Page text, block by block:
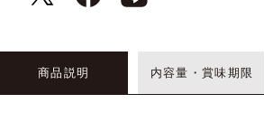
商品説明 内容量・賞味期限